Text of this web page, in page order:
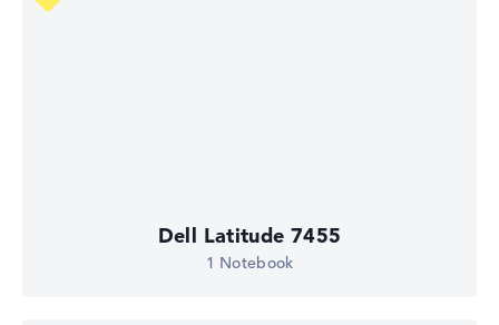
Dell Latitude 7455
1 Notebook